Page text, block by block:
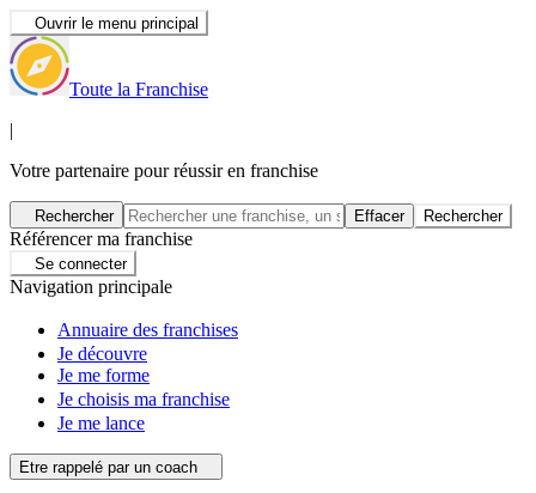
Ouvrir le menu principal
Toute la Franchise
|
Votre partenaire pour réussir en franchise
Rechercher Effacer Rechercher
Référencer ma franchise
Se connecter
Navigation principale
Annuaire des franchises
Je découvre
Je me forme
Je choisis ma franchise
Je me lance
Etre rappelé par un coach